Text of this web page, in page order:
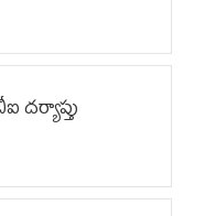
దర్యాప్తు